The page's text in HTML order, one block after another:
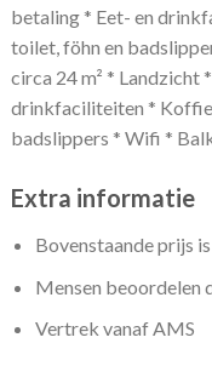
betaling * Eet- en
toilet, föhn en
circa 24 m² *
drinkfaciliteiten *
badslippers * Wifi *
Extra informatie
Bovenstaande prijs
Mensen beoordelen
Vertrek vanaf AMS